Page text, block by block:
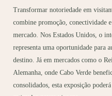
Transformar notoriedade em
combine promoção, conectividade
mercado. Nos Estados Unidos, o
representa uma oportunidade para
destino. Já em mercados como o
Alemanha, onde Cabo Verde
consolidados, esta exposição